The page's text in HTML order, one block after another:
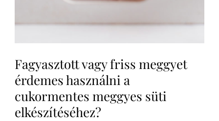
Fagyasztott vagy friss meggyet
érdemes használni a
cukormentes meggyes süti
elkészítéséhez?